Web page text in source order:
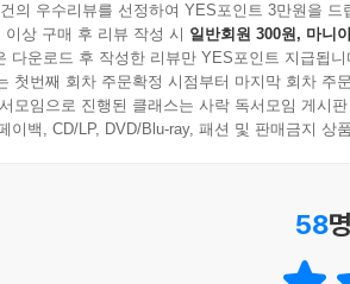
의 우수리뷰를 선정하여 YES포인트 3만원을 드
이상 구매 후 리뷰 작성 시 일반회원 300원, 마니
다운로드 후 작성한 리뷰만 YES포인트 지급됩니
첫번째 회차 주문확정 시점부터 마지막 회차 주
모임으로 진행된 클래스는 사락 독서모임 게시
이백, CD/LP, DVD/Blu-ray, 패션 및 판매금지 상
58